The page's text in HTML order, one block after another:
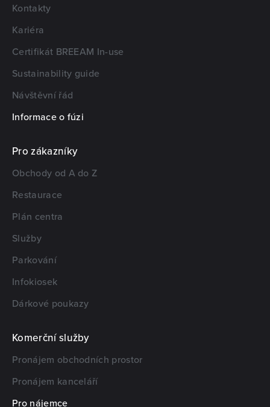
Kontakty
Kariéra
Certifikát BREEAM In-use
Sustainability guide
Návštěvní řád
Informace o fúzi
Pro zákazníky
Obchody od A do Z
Restaurace
Plán centra
Služby
Parkování
Infokiosek
Dárkové poukazy
Komerční služby
Pronájem obchodních prostor
Pronájem kanceláří
Pro nájemce